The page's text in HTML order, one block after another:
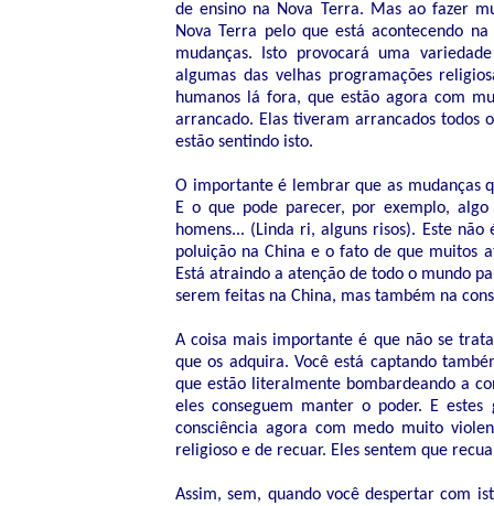
de ensino na Nova Terra. Mas ao fazer
Nova Terra pelo que está acontecendo
mudanças. Isto provocará uma
algumas das velhas programações
humanos lá fora, que estão agora com
arrancado. Elas tiveram arrancados todos
estão sentindo isto.
O importante é lembrar que as mudanças
E o que pode parecer, por exemplo,
homens... (Linda ri, alguns risos). Este
poluição na China e o fato de que muitos
Está atraindo a atenção de todo o mundo
serem feitas na China, mas também na
A coisa mais importante é que não se
que os adquira. Você está captando
que estão literalmente bombardeando a
eles conseguem manter o poder. E
consciência agora com medo muito
religioso e de recuar. Eles sentem que
Assim, sem, quando você despertar com